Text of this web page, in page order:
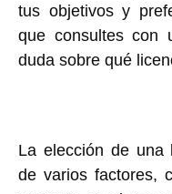
tus objetivos y
que consultes con
duda sobre qué
La elección de una
de varios factores,